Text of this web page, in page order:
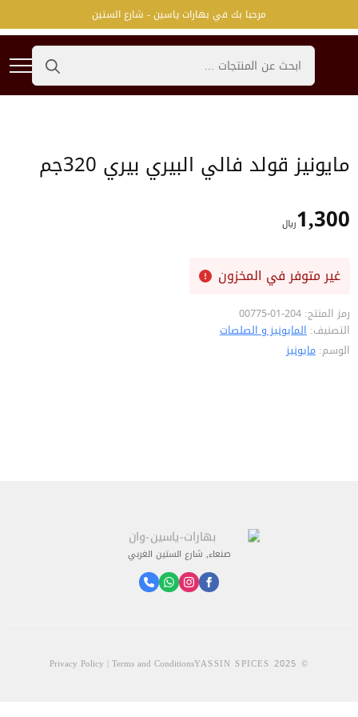
مرحبا بك في بهارات ياسين - شارع الستين
Search
for:
مايونيز قولد فالي البيري بيري 320جم
1,300﷼
غير متوفر في المخزون
رمز المنتج: 204-01-00775
التصنيف: المايونيز و الصلصات
الوسم: مايونيز
صنعاء, شارع الستين الغربي
© 2025 YASSIN SPICES
Privacy Policy | Terms and Conditions